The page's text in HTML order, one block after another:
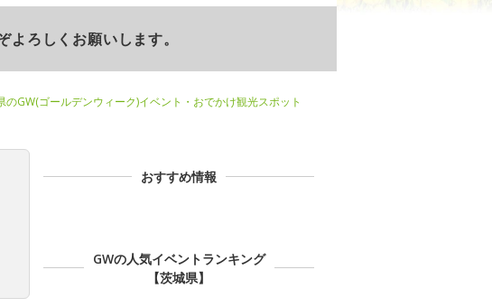
ろしくお願いします。
のGW(ゴールデンウィーク)イベント・おでかけ観光スポット
おすすめ情報
GWの人気イベントランキング
【茨城県】